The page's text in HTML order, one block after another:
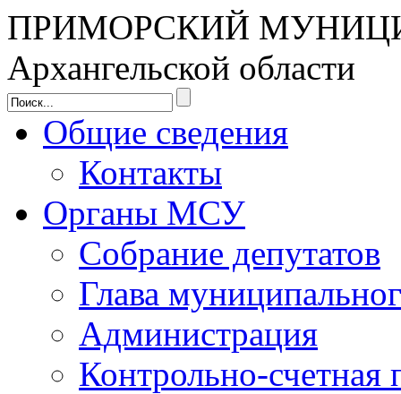
ПРИМОРСКИЙ
Архангельской области
Общие сведения
Контакты
Органы МСУ
Собрание депутатов
Глава
Администрация
Контрольно-счетная